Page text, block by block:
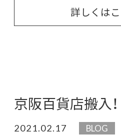
詳しくは
京阪百貨店搬入！
2021.02.17 BLOG